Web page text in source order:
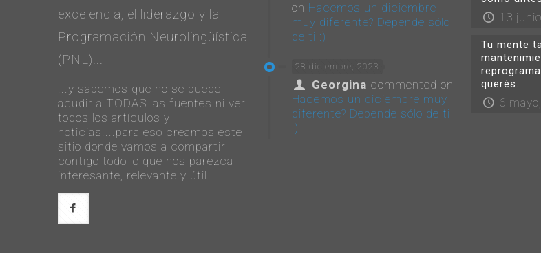
excelencia, el liderazgo y la
Programación Neurolingüística
(PNL)...
...y sabemos que no se puede
acudir a TODAS las fuentes ni ver
todos los artículos y
noticias....para eso creamos este
sitio donde vamos a compartir
contigo todo lo que nos parezca
interesante, relevante y útil.
on Hacemos un diciembre
muy diferente? Depende sólo
de ti :)
28 diciembre, 2023
Georgina commented on
Hacemos un diciembre muy
diferente? Depende sólo de ti
:)
13
Tu mente
querés.
6